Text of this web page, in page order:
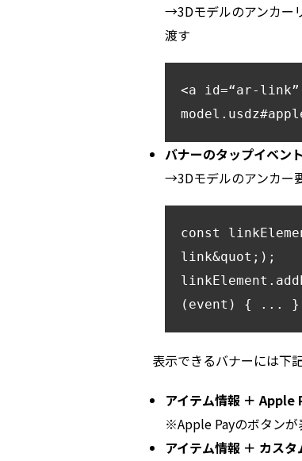
→3Dモデルのアンカー
渡す
<a id=“ar-link”
バナーのタップイベン
→3Dモデルのアンカー
const
link&quot;);
(event) { ...
表示できるバナーには下
アイテム情報 ＋ Apple
※Apple Payのボタンが
アイテム情報 ＋ カスタ